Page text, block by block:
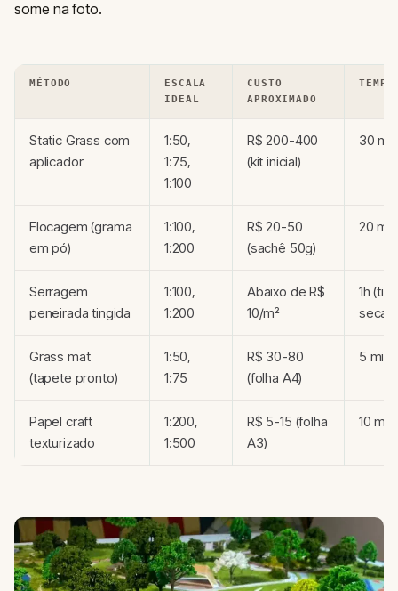
some na foto.
MÉTODO
ESCALA
IDEAL
CUSTO
APROXIMADO
Static Grass com
aplicador
1:50,
1:75,
1:100
R$ 200-400
(kit inicial)
30
Flocagem (grama
em pó)
1:100,
1:200
R$ 20-50
(sachê 50g)
20
Serragem
peneirada tingida
1:100,
1:200
Abaixo de R$
10/m²
1h
Grass mat
(tapete pronto)
1:50,
1:75
R$ 30-80
(folha A4)
5 min/
Papel craft
texturizado
1:200,
1:500
R$ 5-15 (folha
A3)
10 min